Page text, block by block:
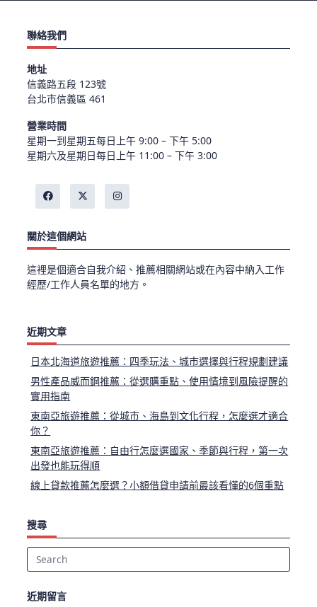
聯絡我們
地址
信義路五段 123號
台北市信義區 461
營業時間
星期一到星期五每日上午 9:00 – 下午 5:00
星期六及星期日每日上午 11:00 – 下午 3:00
關於這個網站
這裡是個適合自我介紹、推薦相關網站或在內容中納入工作
經歷/工作人員名單的地方。
近期文章
日本北海道旅遊推薦：四季玩法、城市選擇與行程規劃建議
男性產品威而鋼推薦：從選購重點、使用情境到風險提醒的
實用指南
東南亞旅遊推薦：從城市、海島到文化行程，怎麼選才適合
你？
東南亞旅遊推薦：自由行怎麼選國家、季節與行程，第一次
出發也能玩得順
線上貸款推薦怎麼選？小額借貸申請前最該看懂的6個重點
搜尋
Search
近期留言